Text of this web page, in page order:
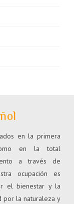
en la primera
en la total
a través de
ocupación es
el bienestar y la
por la naturaleza y